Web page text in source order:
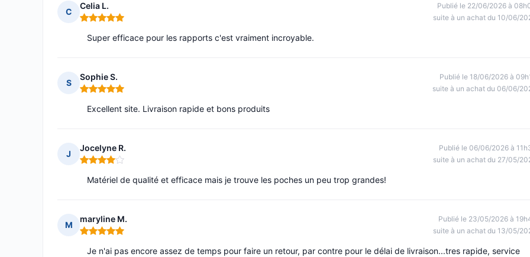
C
Celia L.
Note : 5 sur 5
Publié le 22/06/2026 à
suite à un achat du 10/06/
Super efficace pour les rapports c'est vraiment incroyable.
S
Sophie S.
Note : 5 sur 5
Publié le 18/06/2026 à
suite à un achat du 06/06/
Excellent site. Livraison rapide et bons produits
J
Jocelyne R.
Note : 4 sur 5
Publié le 06/06/2026 à
suite à un achat du 27/05/
Matériel de qualité et efficace mais je trouve les poches un peu trop grandes!
M
maryline M.
Note : 5 sur 5
Publié le 23/05/2026 à
suite à un achat du 13/05/
Je n'ai pas encore assez de temps pour faire un retour, par contre pour le délai de livraison...tres rapide, service